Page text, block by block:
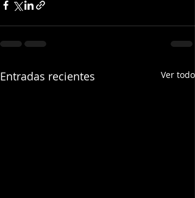
Entradas recientes Ver todo